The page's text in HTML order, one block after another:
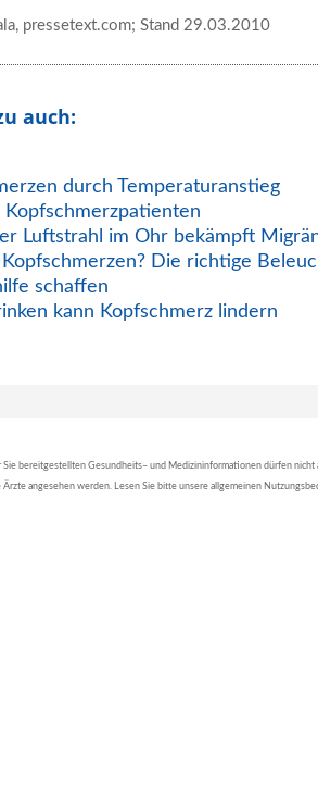
pressetext.com; Stand 29.03.2010
auch:
durch Temperaturanstieg
Kopfschmerzpatienten
Luftstrahl im Ohr bekämpft
Kopfschmerzen? Die richtige
schaffen
kann Kopfschmerz lindern
Sie bereitgestellten Gesundheits– und Medizininformationen dürfen nicht
Ärzte angesehen werden. Lesen Sie bitte unsere allgemeinen